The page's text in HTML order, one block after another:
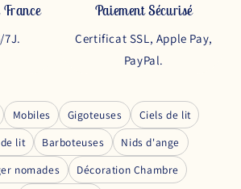
France
7J.
Paiement Sécurisé
Certificat SSL, Apple Pay,
PayPal.
Mobiles Gigoteuses
Ciels de lit
lit
Barboteuses
Nids d'ange
nomades
Décoration Chambre